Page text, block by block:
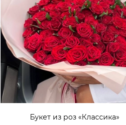
Букет из роз «Классика»